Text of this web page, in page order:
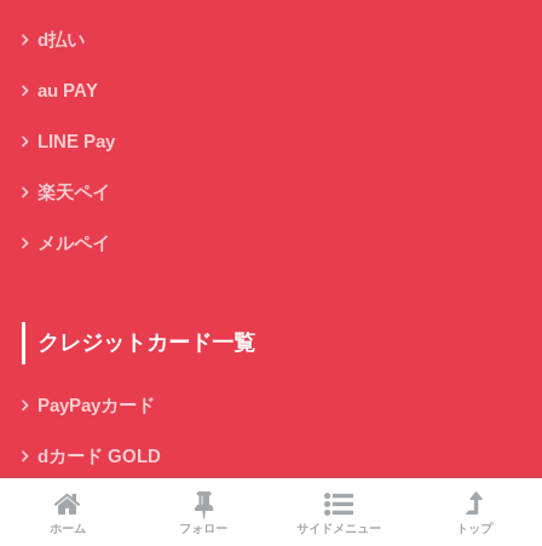
d払い
au PAY
LINE Pay
楽天ペイ
メルペイ
クレジットカード一覧
PayPayカード
dカード GOLD
三菱UFJカード
ホーム フォロー サイドメニュー トップ